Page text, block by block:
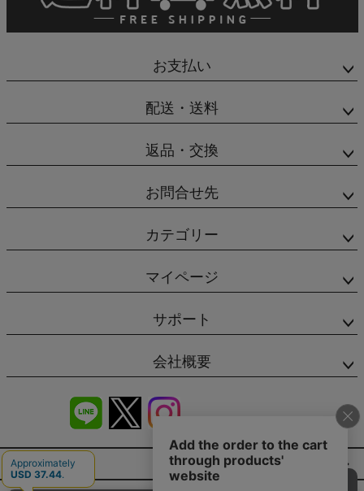
お支払い
配送・送料
返品・交換
お問合せ先
カテゴリー
マイページ
サポート
会社概要
商品レビュー